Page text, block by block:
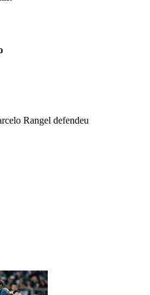
Rangel defendeu